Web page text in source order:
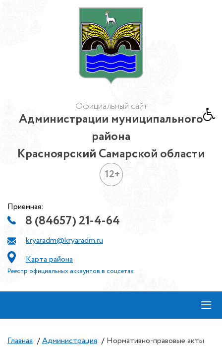
Официальный сайт
Администрации муниципального
района
Красноярский Самарской области
12+
Приемная:
8 (84657) 21-4-64
kryaradm@kryaradm.ru
Карта района
Реестр официальных аккаунтов в соцсетях
≡
Главная / Администрация / Нормативно-правовые акты